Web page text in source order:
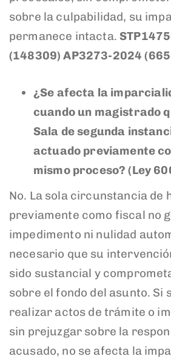
sobre la culpabilidad, su
permanece intacta.
(148309) AP3273-2024
¿Se afecta la
cuando un magistrado
Sala de segunda
actuado previamente
mismo proceso? (Ley
No. La sola circunstancia de
previamente como fiscal no
impedimento ni nulidad
necesario que su
sido sustancial y
sobre el fondo del asunto. Si
realizar actos de trámite o
sin prejuzgar sobre la
acusado, no se afecta la